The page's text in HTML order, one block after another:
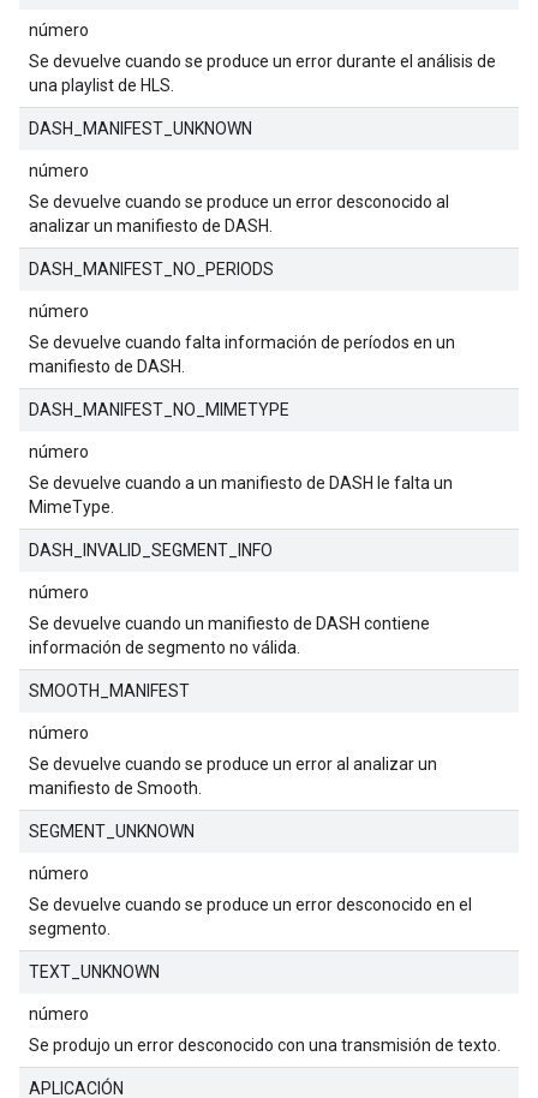
número
Se devuelve cuando se produce un error durante el análisis de
una playlist de HLS.
DASH_MANIFEST_UNKNOWN
número
Se devuelve cuando se produce un error desconocido al
analizar un manifiesto de DASH.
DASH_MANIFEST_NO_PERIODS
número
Se devuelve cuando falta información de períodos en un
manifiesto de DASH.
DASH_MANIFEST_NO_MIMETYPE
número
Se devuelve cuando a un manifiesto de DASH le falta un
MimeType.
DASH_INVALID_SEGMENT_INFO
número
Se devuelve cuando un manifiesto de DASH contiene
información de segmento no válida.
SMOOTH_MANIFEST
número
Se devuelve cuando se produce un error al analizar un
manifiesto de Smooth.
SEGMENT_UNKNOWN
número
Se devuelve cuando se produce un error desconocido en el
segmento.
TEXT_UNKNOWN
número
Se produjo un error desconocido con una transmisión de texto.
APLICACIÓN